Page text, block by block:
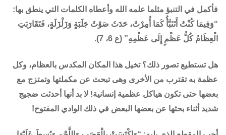
فأكمل في التنبؤ مثلما علمه الله وأعطاه الكلمات التي ينطق بها:
“وَفِيمَا كُنْتُ أَتَنَبَّأُ كَمَا أُمِرْتُ، حَدَثَ صَوْتُ جَلَبَةٍ وَزَلْزَلَةٍ، فَتَقَارَبَتِ
الْعِظَامُ كُلُّ عَظْمٍ إِلَى عَظْمِهِ” (ع 6، 7).
هل تستطيع تصور ذلك؟ تخيل هذا المكان المكدس بالعظام، وكل
عظمة به تقترب من الأخرى وهى تبحث عن مكملتها وتمتزج مع
بعضها حتى تكون هياكل عظمية إنسانية! لا بد أنها أحدثت ضجيج
شديد أثناء بحثها عن بعضها البعض في ذلك الوادي المفتوح!